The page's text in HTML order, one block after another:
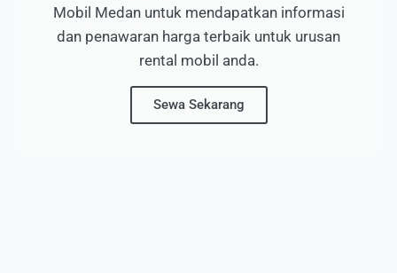
Mobil Medan untuk mendapatkan informasi
dan penawaran harga terbaik untuk urusan
rental mobil anda.
Sewa Sekarang